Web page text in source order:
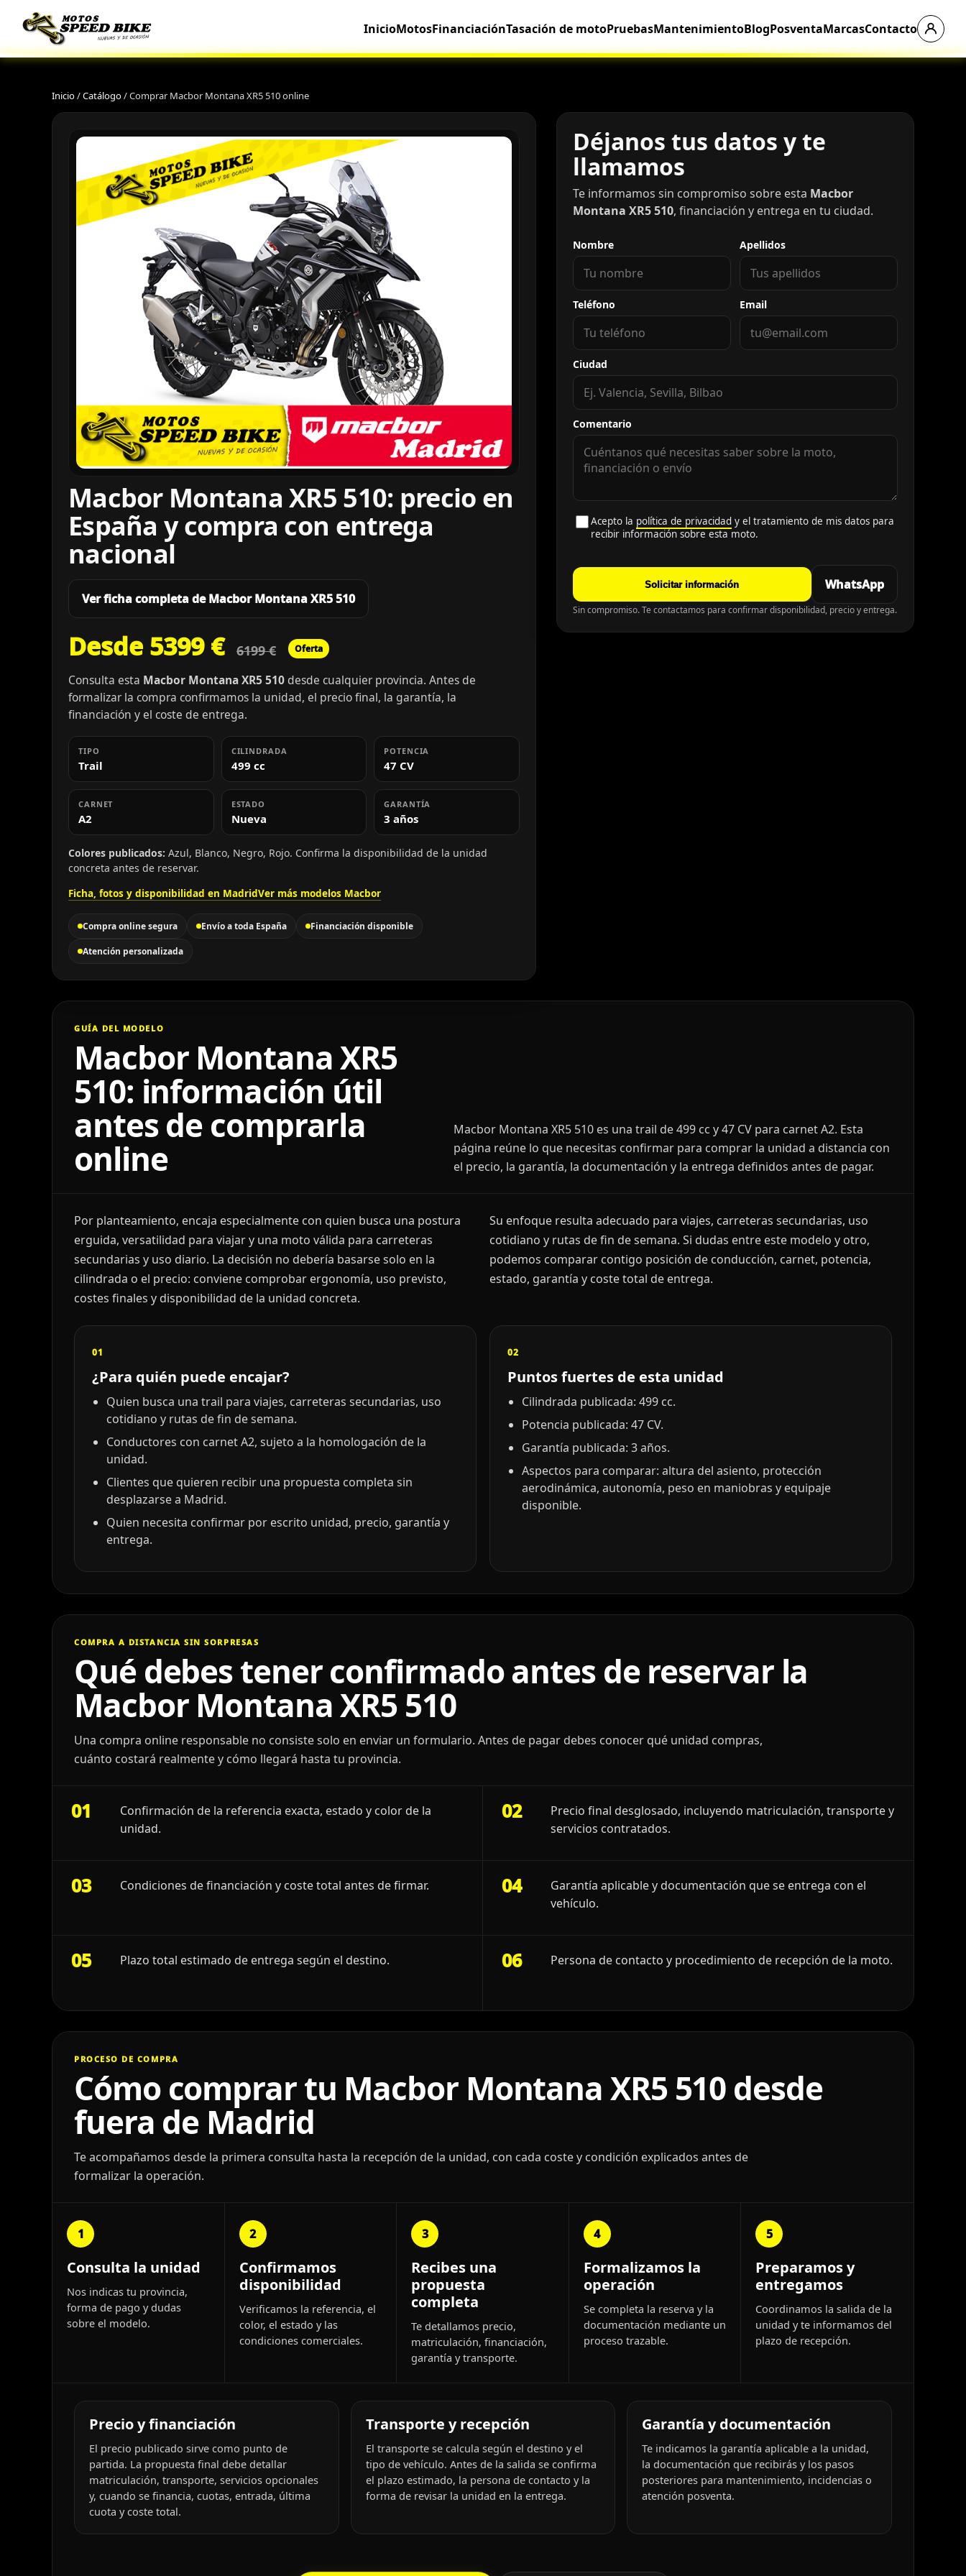
InicioMotosFinanciaciónTasación de motoPruebasMantenimientoBlogPosventaMarcasContacto
Inicio/Catálogo/Comprar Macbor Montana XR5 510 online
Macbor Montana XR5 510: precio en
España y compra con entrega
nacional
Ver ficha completa de Macbor Montana XR5 510
Desde 5399 € 6199 € Oferta
Consulta esta Macbor Montana XR5 510 desde cualquier provincia. Antes de
formalizar la compra confirmamos la unidad, el precio final, la garantía, la
financiación y el coste de entrega.
TIPO
Trail
CILINDRADA
499 cc
POTENCIA
47 CV
CARNET
A2
ESTADO
Nueva
GARANTÍA
3 años
Colores publicados: Azul, Blanco, Negro, Rojo. Confirma la disponibilidad de la unidad
concreta antes de reservar.
Ficha, fotos y disponibilidad en MadridVer más modelos Macbor
Compra online segura Envío a toda España Financiación disponible
Atención personalizada
Déjanos tus datos y te
llamamos
Te informamos sin compromiso sobre esta Macbor
Montana XR5 510, financiación y entrega en tu ciudad.
Nombre Apellidos
Teléfono Email
Ciudad
Comentario
Acepto la política de privacidady el tratamiento de mis datos para
recibir información sobre esta moto.
Solicitar información WhatsApp
Sin compromiso. Te contactamos para confirmar disponibilidad, precio y entrega.
GUÍA DEL MODELO
Macbor Montana XR5
510: información útil
antes de comprarla
online
Macbor Montana XR5 510 es una trail de 499 cc y 47 CV para carnet A2. Esta
página reúne lo que necesitas confirmar para comprar la unidad a distancia con
el precio, la garantía, la documentación y la entrega definidos antes de pagar.
Por planteamiento, encaja especialmente con quien busca una postura
erguida, versatilidad para viajar y una moto válida para carreteras
secundarias y uso diario. La decisión no debería basarse solo en la
cilindrada o el precio: conviene comprobar ergonomía, uso previsto,
costes finales y disponibilidad de la unidad concreta.
Su enfoque resulta adecuado para viajes, carreteras secundarias, uso
cotidiano y rutas de fin de semana. Si dudas entre este modelo y otro,
podemos comparar contigo posición de conducción, carnet, potencia,
estado, garantía y coste total de entrega.
01
¿Para quién puede encajar?
Quien busca una trail para viajes, carreteras secundarias, uso
cotidiano y rutas de fin de semana.
Conductores con carnet A2, sujeto a la homologación de la
unidad.
Clientes que quieren recibir una propuesta completa sin
desplazarse a Madrid.
Quien necesita confirmar por escrito unidad, precio, garantía y
entrega.
02
Puntos fuertes de esta unidad
Cilindrada publicada: 499 cc.
Potencia publicada: 47 CV.
Garantía publicada: 3 años.
Aspectos para comparar: altura del asiento, protección
aerodinámica, autonomía, peso en maniobras y equipaje
disponible.
COMPRA A DISTANCIA SIN SORPRESAS
Qué debes tener confirmado antes de reservar la
Macbor Montana XR5 510
Una compra online responsable no consiste solo en enviar un formulario. Antes de pagar debes conocer qué unidad compras,
cuánto costará realmente y cómo llegará hasta tu provincia.
01
Confirmación de la referencia exacta, estado y color de la
unidad.
02
Precio final desglosado, incluyendo matriculación, transporte y
servicios contratados.
03 Condiciones de financiación y coste total antes de firmar. 04
Garantía aplicable y documentación que se entrega con el
vehículo.
05 Plazo total estimado de entrega según el destino. 06 Persona de contacto y procedimiento de recepción de la moto.
PROCESO DE COMPRA
Cómo comprar tu Macbor Montana XR5 510 desde
fuera de Madrid
Te acompañamos desde la primera consulta hasta la recepción de la unidad, con cada coste y condición explicados antes de
formalizar la operación.
1
Consulta la unidad
Nos indicas tu provincia,
forma de pago y dudas
sobre el modelo.
2
Confirmamos
disponibilidad
Verificamos la referencia, el
color, el estado y las
condiciones comerciales.
3
Recibes una
propuesta
completa
Te detallamos precio,
matriculación, financiación,
garantía y transporte.
4
Formalizamos la
operación
Se completa la reserva y la
documentación mediante un
proceso trazable.
5
Preparamos y
entregamos
Coordinamos la salida de la
unidad y te informamos del
plazo de recepción.
Precio y financiación
El precio publicado sirve como punto de
partida. La propuesta final debe detallar
matriculación, transporte, servicios opcionales
y, cuando se financia, cuotas, entrada, última
cuota y coste total.
Transporte y recepción
El transporte se calcula según el destino y el
tipo de vehículo. Antes de la salida se confirma
el plazo estimado, la persona de contacto y la
forma de revisar la unidad en la entrega.
Garantía y documentación
Te indicamos la garantía aplicable a la unidad,
la documentación que recibirás y los pasos
posteriores para mantenimiento, incidencias o
atención posventa.